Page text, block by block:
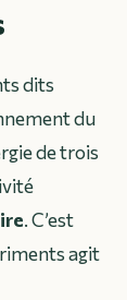
dits
du
de trois
. C’est
agit